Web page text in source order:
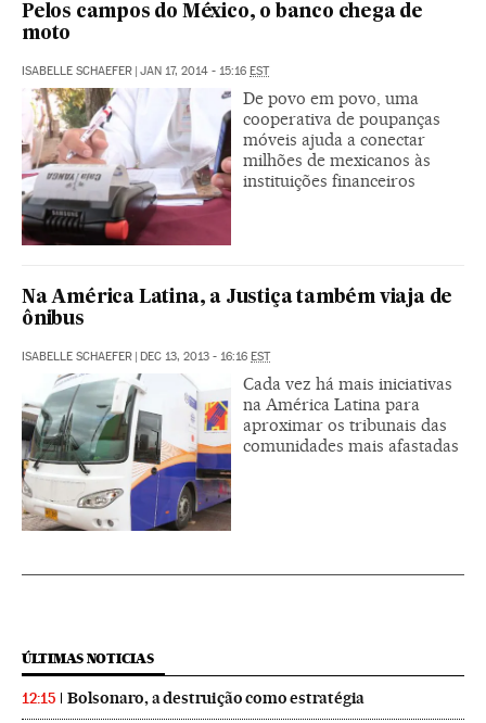
Pelos campos do México, o banco chega de
moto
ISABELLE SCHAEFER | JAN 17, 2014 - 15:16 EST
De povo em povo, uma
cooperativa de poupanças
móveis ajuda a conectar
milhões de mexicanos às
instituições financeiros
Na América Latina, a Justiça também viaja de
ônibus
ISABELLE SCHAEFER | DEC 13, 2013 - 16:16 EST
Cada vez há mais iniciativas
na América Latina para
aproximar os tribunais das
comunidades mais afastadas
ÚLTIMAS NOTICIAS
12:15 Bolsonaro, a destruição como estratégia